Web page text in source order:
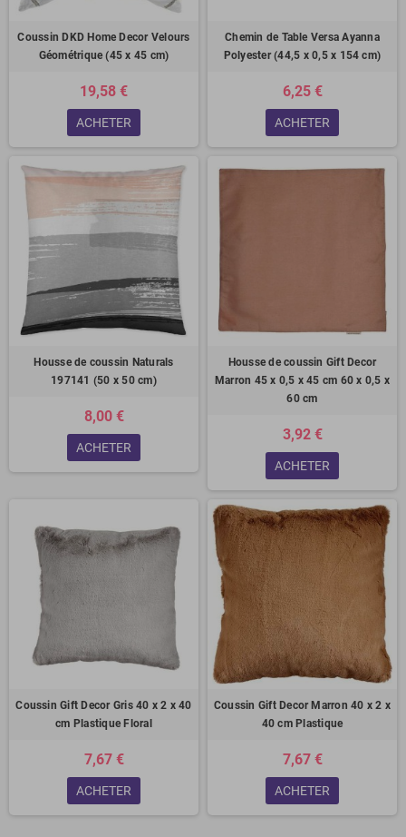
Coussin DKD Home Decor Velours
Géométrique (45 x 45 cm)
19,58 €
ACHETER
Chemin de Table Versa Ayanna
Polyester (44,5 x 0,5 x 154 cm)
6,25 €
ACHETER
Housse de coussin Naturals
197141 (50 x 50 cm)
8,00 €
ACHETER
Housse de coussin Gift Decor
Marron 45 x 0,5 x 45 cm 60 x 0,5 x
60 cm
3,92 €
ACHETER
Coussin Gift Decor Gris 40 x 2 x 40
cm Plastique Floral
7,67 €
ACHETER
Coussin Gift Decor Marron 40 x 2 x
40 cm Plastique
7,67 €
ACHETER